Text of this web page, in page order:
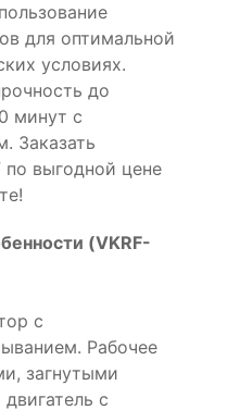
для оптимальной
условиях.
до
минут с
Заказать
выгодной цене
(VKRF-
с
Рабочее
загнутыми
с